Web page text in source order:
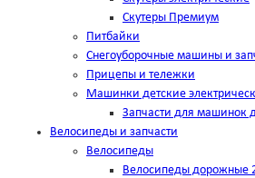
Скутеры Премиум
Питбайки
Снегоуборочные машины и
Прицепы и тележки
Машинки детские
Запчасти для машинок
Велосипеды и запчасти
Велосипеды
Велосипеды дорожные